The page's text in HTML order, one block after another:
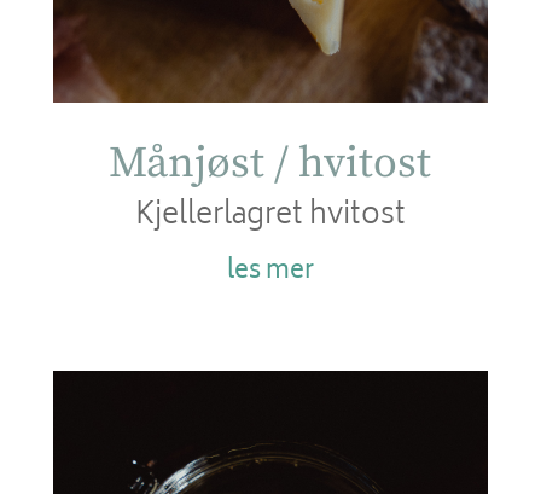
Månjøst / hvitost
Kjellerlagret hvitost
les mer